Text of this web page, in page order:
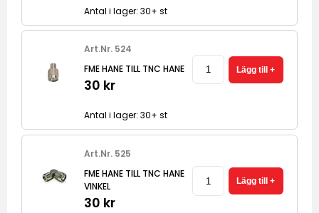
Antal i lager: 30+ st
Art.Nr. 524
FME HANE TILL TNC HANE
30 kr
Antal i lager: 30+ st
Art.Nr. 525
FME HANE TILL TNC HANE
VINKEL
30 kr